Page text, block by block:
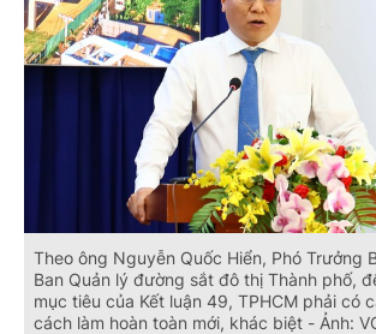
Theo ông Nguyễn Quốc Hiển, Phó Trưởng
Ban Quản lý đường sắt đô thị Thành phố,
mục tiêu của Kết luận 49, TPHCM phải có
cách làm hoàn toàn mới, khác biệt - Ảnh: